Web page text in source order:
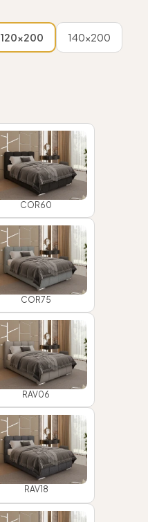
120x200 140x200
COR60
COR75
RAV06
RAV18